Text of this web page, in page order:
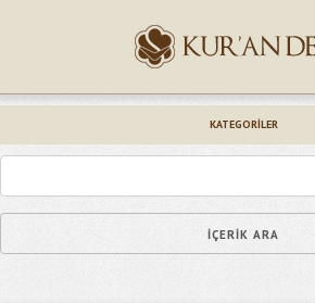
KATEGORILER
Epostanız (*)